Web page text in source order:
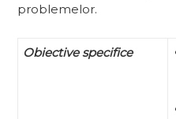
problemelor.
Obiective specifice